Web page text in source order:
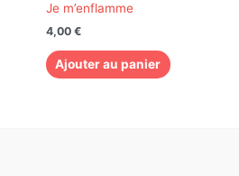
Je m’enflamme
4,00 €
Ajouter au panier